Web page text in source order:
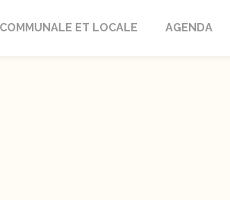
ET LOCALE AGENDA